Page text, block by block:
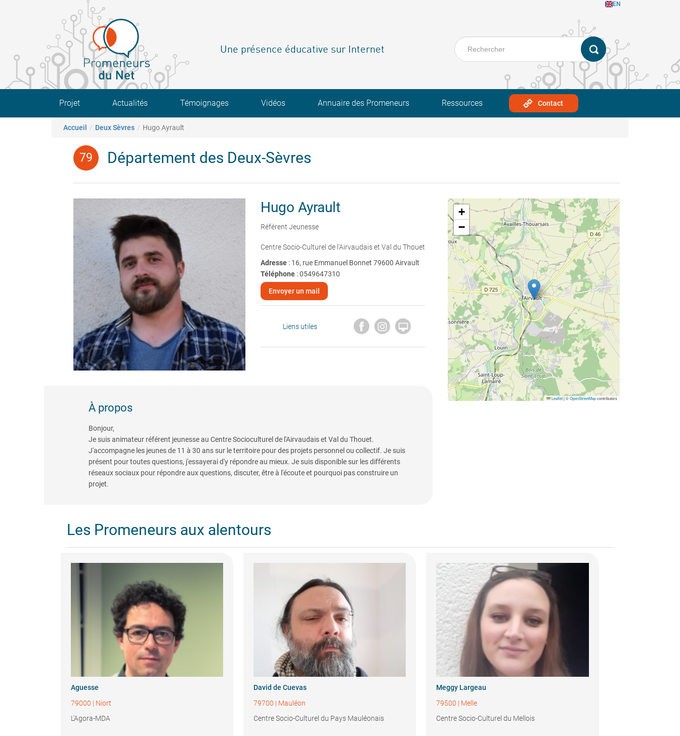
EN
Une présence éducative sur Internet
Main navigation
Projet Actualités Témoignages Vidéos Annuaire des Promeneurs Ressources Contact
Fil d'Ariane
Accueil Deux Sèvres Hugo Ayrault
Département des Deux-Sèvres
Hugo Ayrault
Référent Jeunesse
Centre Socio-Culturel de l'Airvaudais et Val du Thouet
Adresse : 16, rue Emmanuel Bonnet 79600 Airvault
Téléphone:0549647310
Envoyer un mail
Liens utiles 
À propos
Bonjour,
Je suis animateur référent jeunesse au Centre Socioculturel de l'Airvaudais et Val du Thouet.
J'accompagne les jeunes de 11 à 30 ans sur le territoire pour des projets personnel ou collectif. Je suis
présent pour toutes questions, j'essayerai d'y répondre au mieux. Je suis disponible sur les différents
réseaux sociaux pour répondre aux questions, discuter, être à l'écoute et pourquoi pas construire un
projet.
+
−
Leaflet |©OpenStreetMapcontributors
Les Promeneurs aux alentours
Aguesse
79000 | Niort
L'Agora-MDA
David de Cuevas
79700 | Mauléon
Centre Socio-Culturel du Pays Mauléonais
Meggy Largeau
79500 | Melle
Centre Socio-Culturel du Mellois